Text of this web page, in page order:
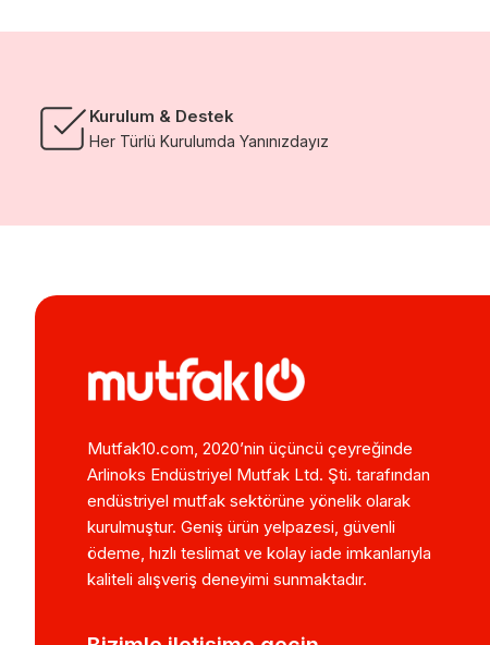
Kurulum & Destek
Her Türlü Kurulumda Yanınızdayız
Mutfak10.com, 2020’nin üçüncü çeyreğinde
Arlinoks Endüstriyel Mutfak Ltd. Şti. tarafından
endüstriyel mutfak sektörüne yönelik olarak
kurulmuştur. Geniş ürün yelpazesi, güvenli
ödeme, hızlı teslimat ve kolay iade imkanlarıyla
kaliteli alışveriş deneyimi sunmaktadır.